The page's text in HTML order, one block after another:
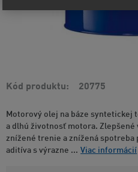
Kód produktu 20775
Motorový olej na báze syntetickej
a dlhú životnosť motora.
znížené trenie a znížená spotreba
aditíva s výrazne ... Viac informácií